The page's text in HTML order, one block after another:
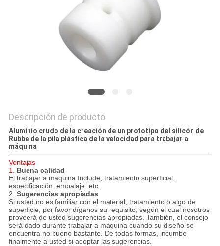
PRIVACIDAD
Descripción de producto
Aluminio crudo de la creación de un prototipo del silicón de
Rubbe de la pila plástica de la velocidad para trabajar a
máquina
Ventajas
1. Buena calidad
El trabajar a máquina Include, tratamiento superficial,
especificación, embalaje, etc.
2. Sugerencias apropiadas
Si usted no es familiar con el material, tratamiento o algo de
superficie, por favor díganos su requisito, según el cual nosotros
proveerá de usted sugerencias apropiadas. También, el consejo
será dado durante trabajar a máquina cuando su diseño se
encuentra no bueno bastante. De todas formas, incumbe
finalmente a usted si adoptar las sugerencias.